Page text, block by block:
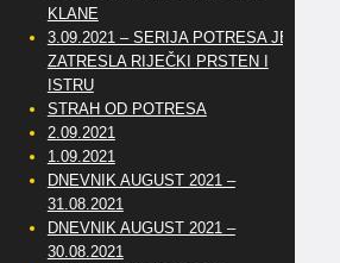
KLANE
3.09.2021 – SERIJA POTRESA JE
ZATRESLA RIJEČKI PRSTEN I
ISTRU
STRAH OD POTRESA
2.09.2021
1.09.2021
DNEVNIK AUGUST 2021 –
31.08.2021
DNEVNIK AUGUST 2021 –
30.08.2021